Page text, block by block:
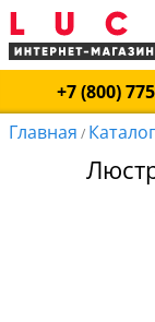
+7 (800)
Главная / Каталог